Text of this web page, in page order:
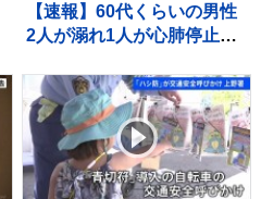
【速報】60代くらいの男性
2人が溺れ1人が心肺停止